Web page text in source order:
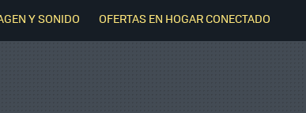
Y SONIDO OFERTAS EN HOGAR CONECTADO